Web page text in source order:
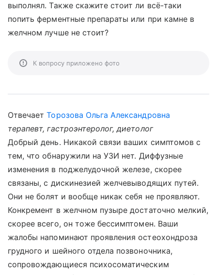
выполнял. Также скажите стоит ли всё-таки
попить ферментные препараты или при камне в
желчном лучше не стоит?
К вопросу приложено фото
ОтвечаетТорозова Ольга Александровна
терапевт, гастроэнтеролог, диетолог
Добрый день. Никакой связи ваших симптомов с
тем, что обнаружили на УЗИ нет. Диффузные
изменения в поджелудочной железе, скорее
связаны, с дискинезией желчевыводящих путей.
Они не болят и вообще никак себя не проявляют.
Конкремент в желчном пузыре достаточно мелкий,
скорее всего, он тоже бессимптомен. Ваши
жалобы напоминают проявления остеохондроза
грудного и шейного отдела позвоночника,
сопровождающиеся психосоматическим